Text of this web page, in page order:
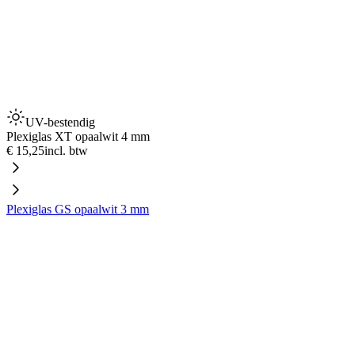
UV-bestendig
Plexiglas XT opaalwit 4 mm
€ 15,25incl. btw
Plexiglas GS opaalwit 3 mm